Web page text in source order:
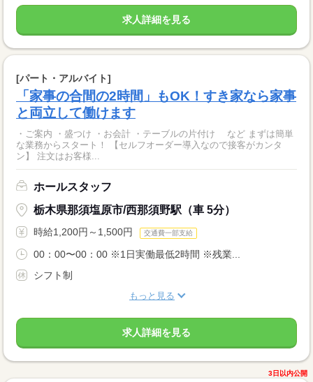
求人詳細を見る
[パート・アルバイト]
「家事の合間の2時間」もOK！すき家なら家事
と両立して働けます
・ご案内 ・盛つけ ・お会計 ・テーブルの片付け など まずは簡単
な業務からスタート！ 【セルフオーダー導入なので接客がカンタ
ン】 注文はお客様...
ホールスタッフ
栃木県那須塩原市/西那須野駅（車 5分）
時給1,200円～1,500円 交通費一部支給
00：00〜00：00 ※1日実働最低2時間 ※残業...
シフト制
もっと見る
求人詳細を見る
3日以内公開